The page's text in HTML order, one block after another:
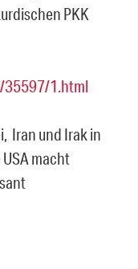
PKK
35597/1.html
Iran und Irak in
macht